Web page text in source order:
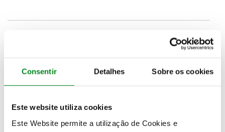
Consentir Detalhes Sobre os cookies
Este website utiliza cookies
Este Website permite a utilização de Cookies e